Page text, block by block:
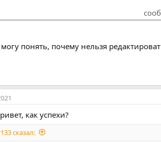
понять, почему нельзя
как успехи?
сказал: